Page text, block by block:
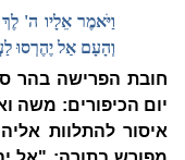
וַיֹּאמֶר אֵלָיו ה'
וְהָעָם אַל יֶהֶרְסוּ
חובת הפרישה בהר
יום הכיפורים: משה
איסור להתלוות